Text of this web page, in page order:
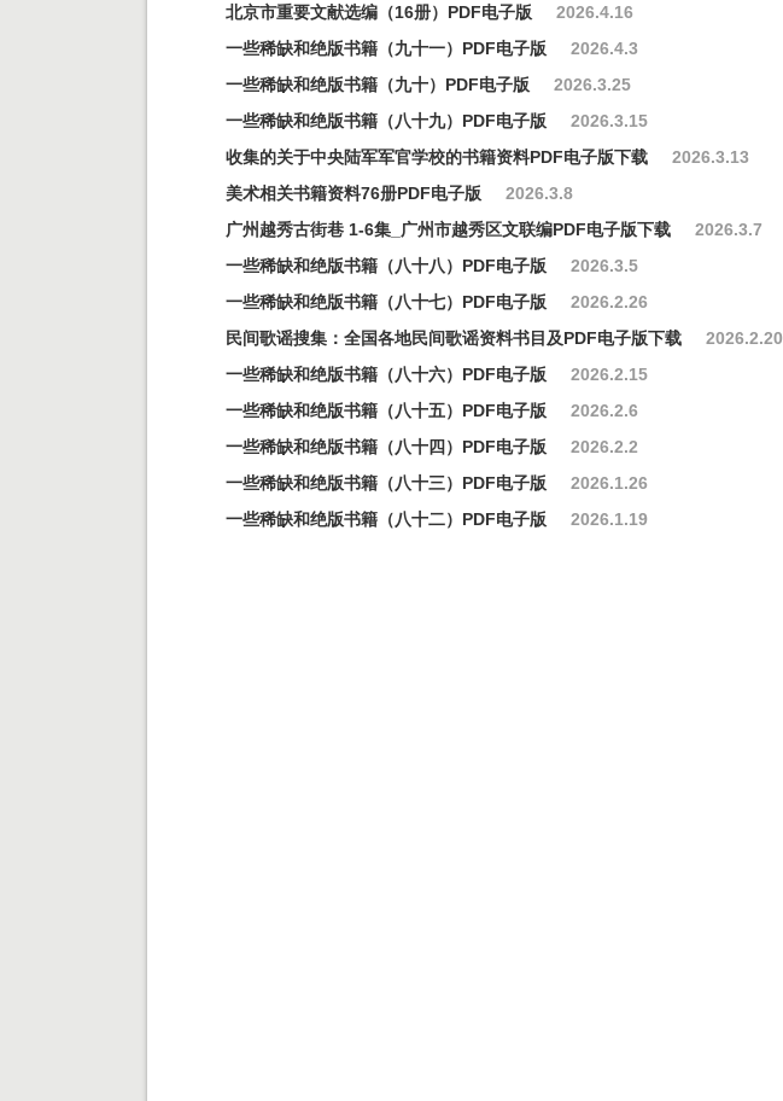
北京市重要文献选编（16册）PDF电子版
2026.4.16
一些稀缺和绝版书籍（九十一）PDF电子版
2026.4.3
一些稀缺和绝版书籍（九十）PDF电子版
2026.3.25
一些稀缺和绝版书籍（八十九）PDF电子版
2026.3.15
收集的关于中央陆军军官学校的书籍资料PDF电子版下载
2026.3.13
美术相关书籍资料76册PDF电子版
2026.3.8
广州越秀古街巷 1-6集_广州市越秀区文联编PDF电子版下载
2026.3.7
一些稀缺和绝版书籍（八十八）PDF电子版
2026.3.5
一些稀缺和绝版书籍（八十七）PDF电子版
2026.2.26
民间歌谣搜集：全国各地民间歌谣资料书目及PDF电子版下载
2026.2.20
一些稀缺和绝版书籍（八十六）PDF电子版
2026.2.15
一些稀缺和绝版书籍（八十五）PDF电子版
2026.2.6
一些稀缺和绝版书籍（八十四）PDF电子版
2026.2.2
一些稀缺和绝版书籍（八十三）PDF电子版
2026.1.26
一些稀缺和绝版书籍（八十二）PDF电子版
2026.1.19